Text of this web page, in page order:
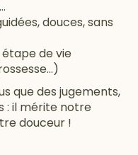
douces, sans
de vie
que des jugements,
: il mérite notre
douceur !